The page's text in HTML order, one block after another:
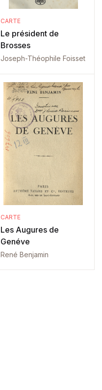
CARTE
Le président de
Brosses
Joseph-Théophile Foisset
CARTE
Les Augures de
Genéve
René Benjamin